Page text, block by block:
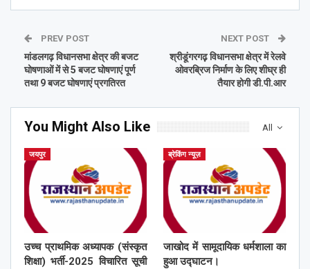
PREV POST
मांडलगढ़ विधानसभा क्षेत्र की बजट
घोषणाओं में से 5 बजट घोषणाएं पूर्ण
तथा 9 बजट घोषणाएं प्रगतिरत
NEXT POST
श्रीडूंगरगढ़़ विधानसभा क्षेत्र में रेलवे
ओवरब्रिज निर्माण के लिए शीघ्र ही
तैयार होगी डी.पी.आर
All
You Might Also Like
जयपुर
उच्च प्राथमिक अध्यापक (संस्कृत
शिक्षा) भर्ती-2025 विचारित सूची
ब्रेकिंग न्यूज़
जाखोद में सामूदायिक धर्मशाला का
हुआ उद्घाटन।